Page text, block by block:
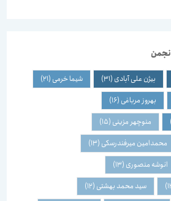
بیژن علی آبادی(31) شیما خرمی(21)
بهروز مرباغی(16)
منوچهر مزینی(15)
میرفندرسکی(13)
منصوری(13)
سید محمد بهشتی(12)